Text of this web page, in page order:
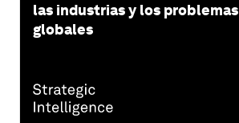
las industrias y los problemas
globales